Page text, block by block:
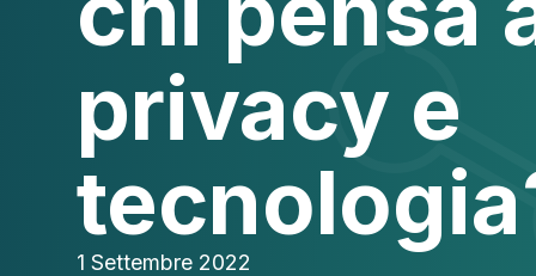
privacy e
1 Settembre 2022